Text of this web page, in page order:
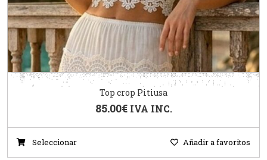
Top crop Pitiusa
85.00€ IVA INC.
Seleccionar Añadir a favoritos